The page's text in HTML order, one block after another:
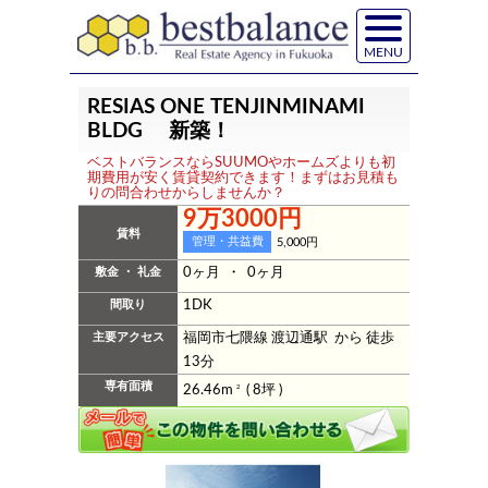
MENU
RESIAS ONE TENJINMINAMI
BLDG 新築！
ベストバランスならSUUMOやホームズよりも初
期費用が安く賃貸契約できます！まずはお見積も
りの問合わせからしませんか？
賃料
9万3000円
管理・共益費 5,000円
敷金 ・ 礼金 0ヶ月 ・ 0ヶ月
間取り 1DK
主要アクセス
福岡市七隈線 渡辺通駅 から 徒歩
13分
専有面積 26.46m2 ( 8坪 )